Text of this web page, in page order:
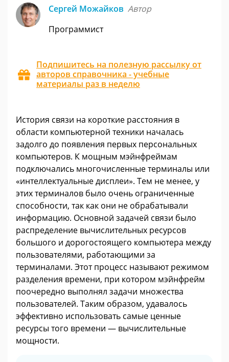
Сергей Можайков Автор
Программист
Подпишитесь на полезную рассылку от
авторов справочника - учебные
материалы раз в неделю
История связи на короткие расстояния в
области компьютерной техники началась
задолго до появления первых персональных
компьютеров. К мощным мэйнфреймам
подключались многочисленные терминалы или
«интеллектуальные дисплеи». Тем не менее, у
этих терминалов было очень ограниченные
способности, так как они не обрабатывали
информацию. Основной задачей связи было
распределение вычислительных ресурсов
большого и дорогостоящего компьютера между
пользователями, работающими за
терминалами. Этот процесс называют режимом
разделения времени, при котором мэйнфрейм
поочередно выполнял задачи множества
пользователей. Таким образом, удавалось
эффективно использовать самые ценные
ресурсы того времени — вычислительные
мощности.